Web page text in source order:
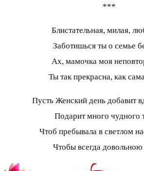
***
Блистательная, милая,
Заботишься ты о семье
Ах, мамочка моя
Ты так прекрасна, как
Пусть Женский день добавит
Подарит много чудного
Чтоб пребывала в светлом
Чтобы всегда